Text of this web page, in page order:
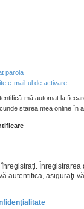
parola
e-mail-ul de activare
mă automat la
starea mea online în
autentifica, asiguraţi-